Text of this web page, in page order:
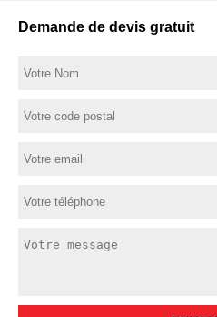
Demande de devis gratuit